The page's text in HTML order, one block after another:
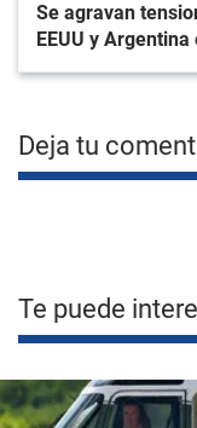
Se agravan
EEUU y
Deja tu
Te puede